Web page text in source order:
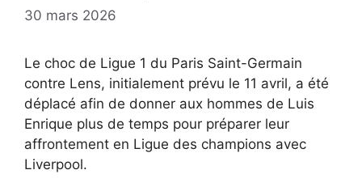
30 mars 2026
Le choc de Ligue 1 du Paris Saint-Germain
contre Lens, initialement prévu le 11 avril, a été
déplacé afin de donner aux hommes de Luis
Enrique plus de temps pour préparer leur
affrontement en Ligue des champions avec
Liverpool.